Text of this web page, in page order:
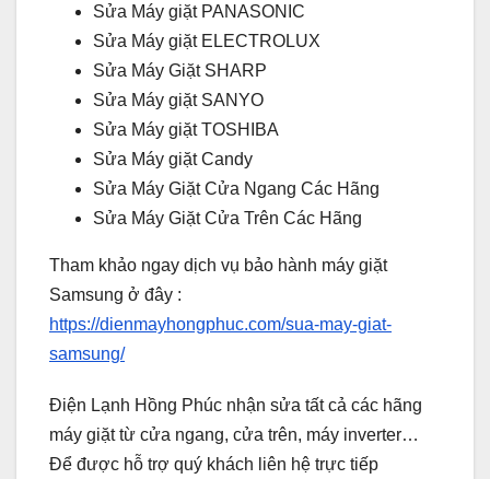
Sửa Máy giặt PANASONIC
Sửa Máy giặt ELECTROLUX
Sửa Máy Giặt SHARP
Sửa Máy giặt SANYO
Sửa Máy giặt TOSHIBA
Sửa Máy giặt Candy
Sửa Máy Giặt Cửa Ngang Các Hãng
Sửa Máy Giặt Cửa Trên Các Hãng
Tham khảo ngay dịch vụ bảo hành máy giặt
Samsung ở đây :
https://dienmayhongphuc.com/sua-may-giat-
samsung/
Điện Lạnh Hồng Phúc nhận sửa tất cả các hãng
máy giặt từ cửa ngang, cửa trên, máy inverter…
Để được hỗ trợ quý khách liên hệ trực tiếp